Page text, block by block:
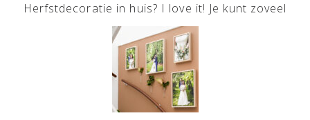
Herfstdecoratie in huis? I love it! Je kunt zoveel